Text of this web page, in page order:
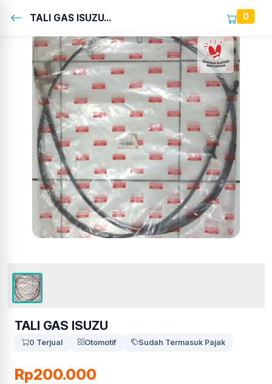
TALI GAS ISUZU... 0
TALI GAS ISUZU
0 Terjual Otomotif Sudah Termasuk Pajak
Rp200.000